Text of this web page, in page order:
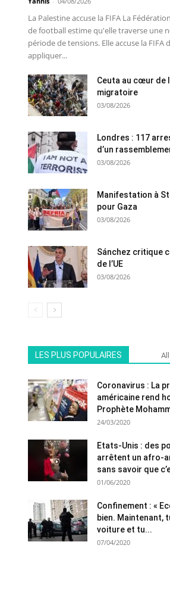
La Palestine accuse la FIFA La
de football estime qu'elle traverse une
période de tensions. Elle accuse la FIFA
appliquer...
Ceuta au cœur de
migratoire
03/08/2026
Londres : 117
d’un
03/08/2026
Manifestation à
pour Gaza
03/08/2026
Sánchez critique
de l’UE
03/08/2026
LES PLUS POPULAIRES All
Coronavirus : La
américaine rend
24/03/2020
Etats-Unis : des
arrêtent un afro-
sans savoir que
01/06/2020
Confinement : «
bien. Maintenant,
voiture et tu...
07/04/2020